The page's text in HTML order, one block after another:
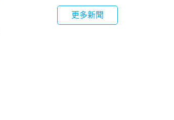
更多新聞